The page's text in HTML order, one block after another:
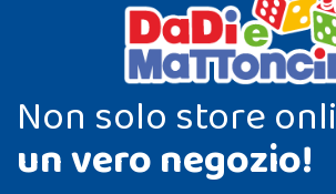
Non solo store
un vero negozio!